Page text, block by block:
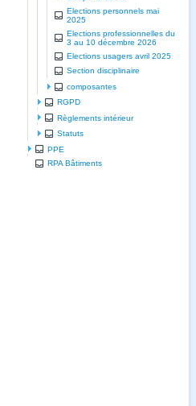
Elections personnels mai
2025
Elections professionnelles du
3 au 10 décembre 2026
Elections usagers avril 2025
Section disciplinaire
composantes
RGPD
Règlements intérieur
Statuts
PPE
RPA Bâtiments